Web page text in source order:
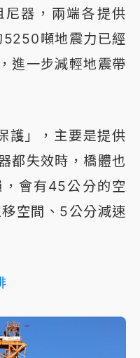
器，兩端各提供
噸地震力已經
進一步減輕地震帶
護」，主要是提供
都失效時，橋體也
會有45公分的空
空間、5公分減速